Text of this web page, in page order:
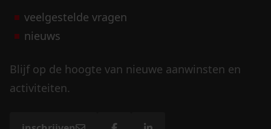
veelgestelde vragen
nieuws
Blijf op de hoogte van nieuwe aanwinsten en
activiteiten.